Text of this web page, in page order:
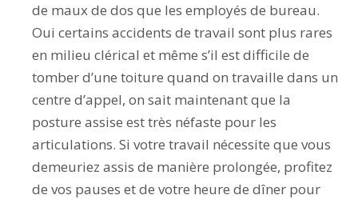
de maux de dos que les employés de bureau.
Oui certains accidents de travail sont plus rares
en milieu clérical et même s’il est difficile de
tomber d’une toiture quand on travaille dans un
centre d’appel, on sait maintenant que la
posture assise est très néfaste pour les
articulations. Si votre travail nécessite que vous
demeuriez assis de manière prolongée, profitez
de vos pauses et de votre heure de dîner pour